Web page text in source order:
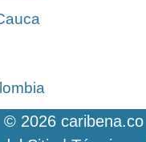
© 2026 caribena.co